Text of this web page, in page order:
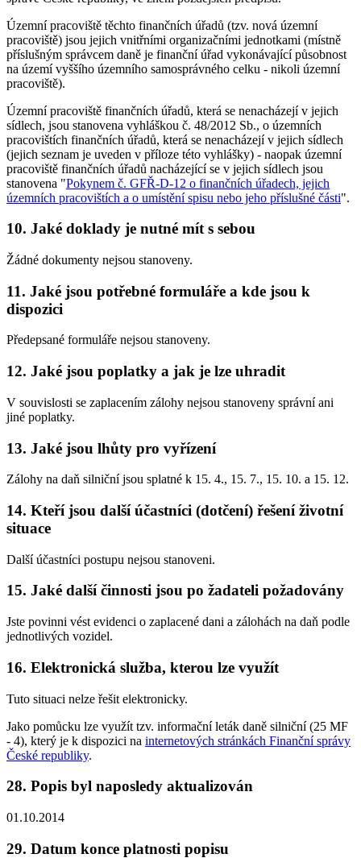
Územní pracoviště těchto finančních úřadů (tzv. nová územní
pracoviště) jsou jejich vnitřními organizačními jednotkami (místně
příslušným správcem daně je finanční úřad vykonávající působnost
na území vyššího územního samosprávného celku - nikoli územní
pracoviště).
Územní pracoviště finančních úřadů, která se nenacházejí v jejich
sídlech, jsou stanovena vyhláškou č. 48/2012 Sb., o územních
pracovištích finančních úřadů, která se nenacházejí v jejich sídlech
(jejich seznam je uveden v příloze této vyhlášky) - naopak územní
pracoviště finančních úřadů nacházející se v jejich sídlech jsou
stanovena "Pokynem č. GFŘ-D-12 o finančních úřadech, jejich
územních pracovištích a o umístění spisu nebo jeho příslušné části".
10. Jaké doklady je nutné mít s sebou
Žádné dokumenty nejsou stanoveny.
11. Jaké jsou potřebné formuláře a kde jsou k
dispozici
Předepsané formuláře nejsou stanoveny.
12. Jaké jsou poplatky a jak je lze uhradit
V souvislosti se zaplacením zálohy nejsou stanoveny správní ani
jiné poplatky.
13. Jaké jsou lhůty pro vyřízení
Zálohy na daň silniční jsou splatné k 15. 4., 15. 7., 15. 10. a 15. 12.
14. Kteří jsou další účastníci (dotčení) řešení životní
situace
Další účastníci postupu nejsou stanoveni.
15. Jaké další činnosti jsou po žadateli požadovány
Jste povinni vést evidenci o zaplacené dani a zálohách na daň podle
jednotlivých vozidel.
16. Elektronická služba, kterou lze využít
Tuto situaci nelze řešit elektronicky.
Jako pomůcku lze využít tzv. informační leták daně silniční (25 MF
- 4), který je k dispozici na internetových stránkách Finanční správy
České republiky.
28. Popis byl naposledy aktualizován
01.10.2014
29. Datum konce platnosti popisu